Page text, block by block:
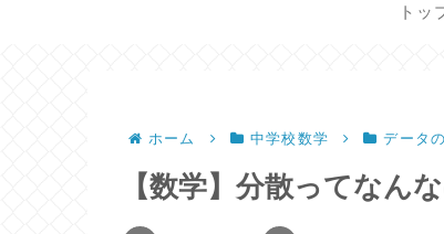
トッ
ホーム 中学校数学 データ
【数学】分散ってなん